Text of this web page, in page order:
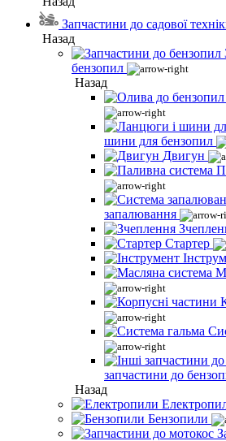
Запчастини до садової
Назад
бензопил
Назад
шини для бензопил
Двигун
запалювання
Стартер
запчастини до
Назад
Бензопили